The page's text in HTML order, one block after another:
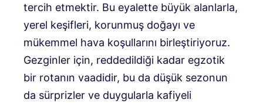
tercih etmektir. Bu eyalette büyük alanlarla,
yerel keşifleri, korunmuş doğayı ve
mükemmel hava koşullarını birleştiriyoruz.
Gezginler için, reddedildiği kadar egzotik
bir rotanın vaadidir, bu da düşük sezonun
da sürprizler ve duygularla kafiyeli